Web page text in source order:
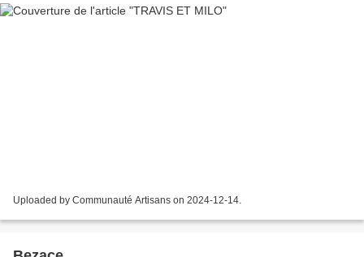
Uploaded by Communauté Artisans on 2024-12-14.